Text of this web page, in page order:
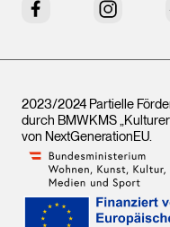
Facebook Instagram
2023/2024 Partielle
durch BMWKMS
von NextGenerationEU.